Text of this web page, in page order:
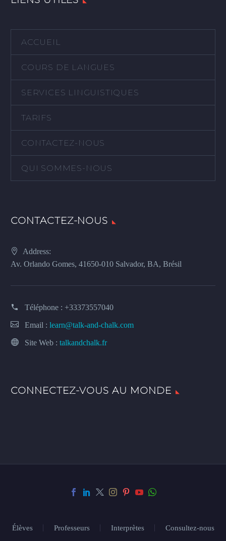
ACCUEIL
COURS DE LANGUES
SERVICES LINGUISTIQUES
TARIFS
CONTACTEZ-NOUS
QUI SOMMES-NOUS
CONTACTEZ-NOUS
Address:
Av. Orlando Gomes, 41650-010 Salvador, BA, Brésil
Téléphone : +33373557040
Email : learn@talk-and-chalk.com
Site Web : talkandchalk.fr
CONNECTEZ-VOUS AU MONDE
Élèves Professeurs Interprètes Consultez-nous